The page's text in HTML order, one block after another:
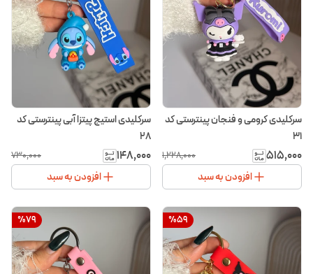
سرکلیدی کرومی و فنجان پینترستی کد
۳۱
۵۱۵٬۰۰۰ ۱٬۲۲۸٬۰۰۰
افزودن به سبد
سرکلیدی استیج پیتزا آبی پینترستی کد
۲۸
۱۴۸٬۰۰۰ ۷۳۰٬۰۰۰
افزودن به سبد
%59
%79